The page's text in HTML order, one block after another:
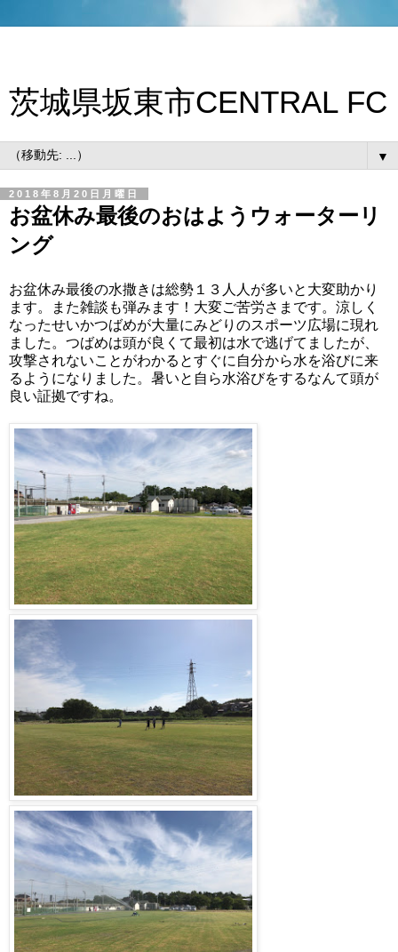
茨城県坂東市CENTRAL FC
▼
2018年8月20日月曜日
お盆休み最後のおはようウォーターリ
ング
お盆休み最後の水撒きは総勢１３人人が多いと大変助かり
ます。また雑談も弾みます！大変ご苦労さまです。涼しく
なったせいかつばめが大量にみどりのスポーツ広場に現れ
ました。つばめは頭が良くて最初は水で逃げてましたが、
攻撃されないことがわかるとすぐに自分から水を浴びに来
るようになりました。暑いと自ら水浴びをするなんて頭が
良い証拠ですね。